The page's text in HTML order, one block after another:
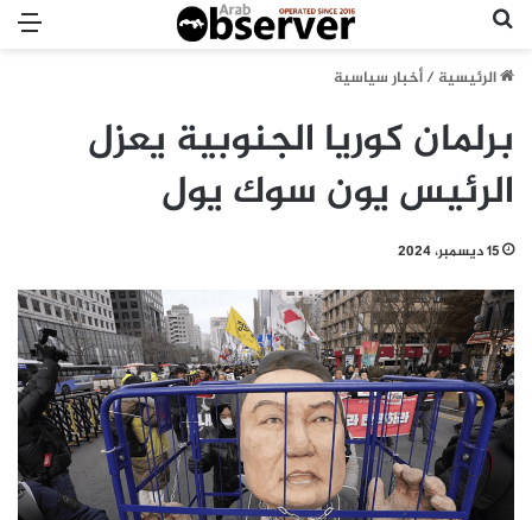
الرئيسية/أخبار سياسية
برلمان كوريا الجنوبية يعزل
الرئيس يون سوك يول
15 ديسمبر، 2024